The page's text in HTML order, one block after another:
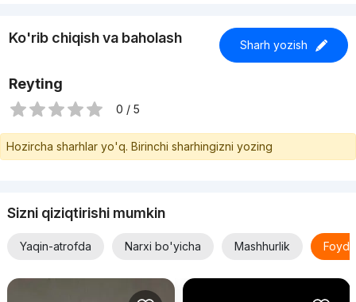
Ko'rib chiqish va baholash Sharh yozish
Reyting
0 / 5
Hozircha sharhlar yo'q. Birinchi sharhingizni yozing
Sizni qiziqtirishi mumkin
Yaqin-atrofda Narxi bo'yicha Mashhurlik